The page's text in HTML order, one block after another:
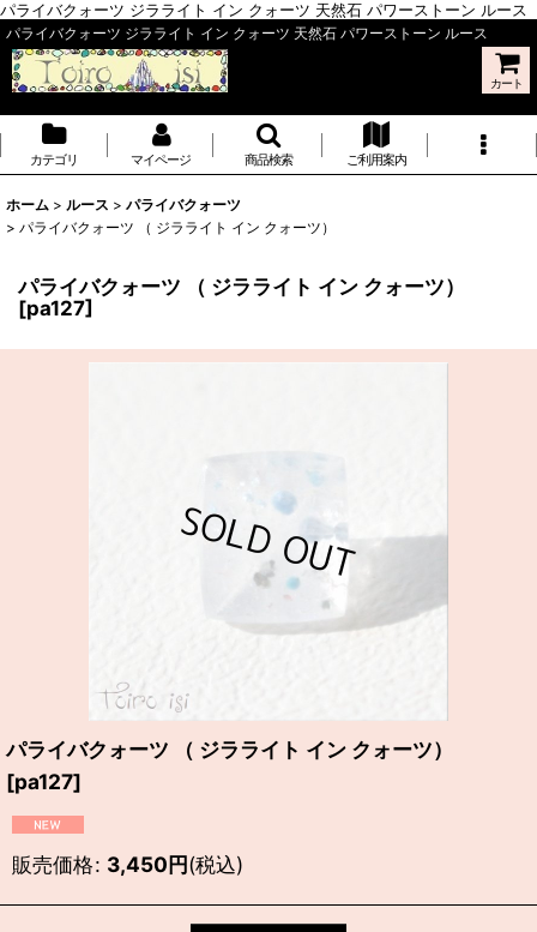
パライバクォーツ ジラライト イン クォーツ 天然石 パワーストーン ルース
パライバクォーツ ジラライト イン クォーツ 天然石 パワーストーン ルース
カート
カテゴリ マイページ 商品検索 ご利用案内
ホーム > ルース > パライバクォーツ
> パライバクォーツ （ ジラライト イン クォーツ）
パライバクォーツ （ ジラライト イン クォーツ）
[pa127]
パライバクォーツ （ ジラライト イン クォーツ）
[pa127]
販売価格: 3,450円(税込)